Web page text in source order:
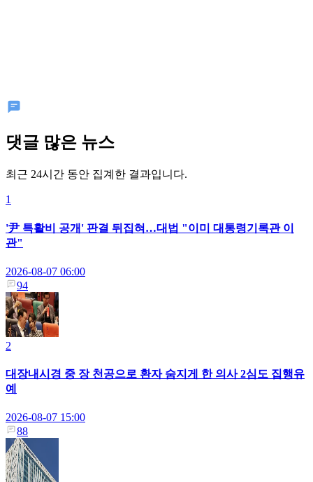
댓글 많은 뉴스
최근 24시간 동안 집계한 결과입니다.
1
'尹 특활비 공개' 판결 뒤집혀…대법 "이미 대통령기록관 이
관"
2026-08-07 06:00
94
2
대장내시경 중 장 천공으로 환자 숨지게 한 의사 2심도 집행유
예
2026-08-07 15:00
88